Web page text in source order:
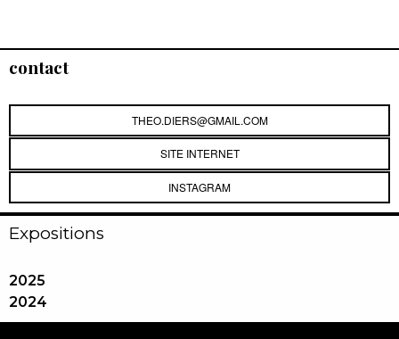
contact
THEO.DIERS@GMAIL.COM
SITE INTERNET
INSTAGRAM
Expositions
2025
2024